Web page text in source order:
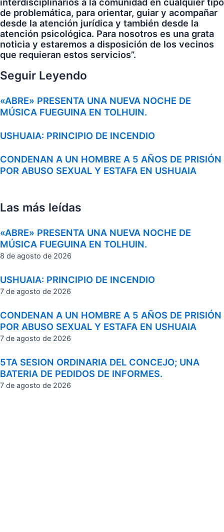
interdisciplinarios a la comunidad en cualquier tipo
de problemática, para orientar, guiar y acompañar
desde la atención jurídica y también desde la
atención psicológica. Para nosotros es una grata
noticia y estaremos a disposición de los vecinos
que requieran estos servicios”.
Seguir Leyendo
«ABRE» PRESENTA UNA NUEVA NOCHE DE
MÚSICA FUEGUINA EN TOLHUIN.
USHUAIA: PRINCIPIO DE INCENDIO
CONDENAN A UN HOMBRE A 5 AÑOS DE PRISIÓN
POR ABUSO SEXUAL Y ESTAFA EN USHUAIA
Las más leídas
«ABRE» PRESENTA UNA NUEVA NOCHE DE
MÚSICA FUEGUINA EN TOLHUIN.
8 de agosto de 2026
USHUAIA: PRINCIPIO DE INCENDIO
7 de agosto de 2026
CONDENAN A UN HOMBRE A 5 AÑOS DE PRISIÓN
POR ABUSO SEXUAL Y ESTAFA EN USHUAIA
7 de agosto de 2026
5TA SESION ORDINARIA DEL CONCEJO; UNA
BATERIA DE PEDIDOS DE INFORMES.
7 de agosto de 2026